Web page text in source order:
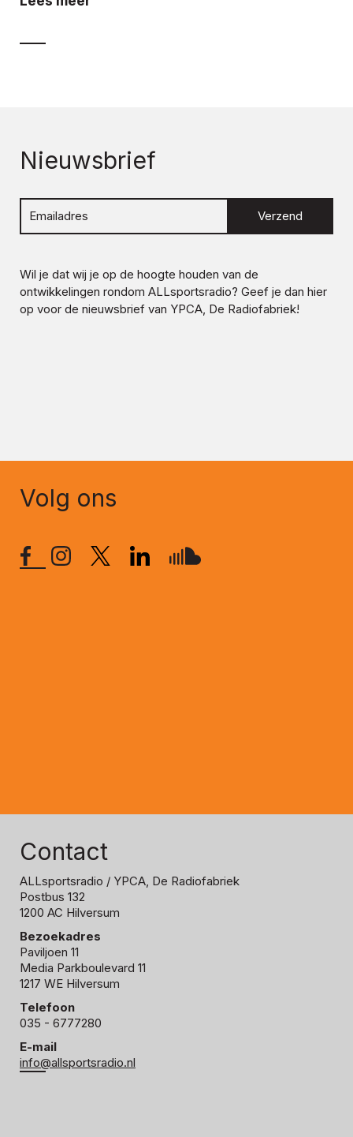
Nieuwsbrief
Verzend
Wil je dat wij je op de hoogte houden van de
ontwikkelingen rondom ALLsportsradio? Geef je dan hier
op voor de nieuwsbrief van YPCA, De Radiofabriek!
Volg ons
Contact
ALLsportsradio / YPCA, De Radiofabriek
Postbus 132
1200 AC Hilversum
Bezoekadres
Paviljoen 11
Media Parkboulevard 11
1217 WE Hilversum
Telefoon
035 - 6777280
E-mail
info@allsportsradio.nl